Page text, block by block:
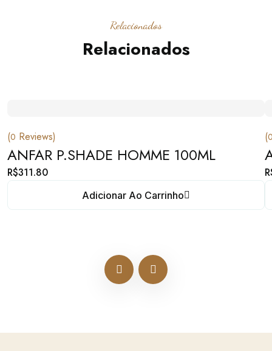
Relacionados
Relacionados
(0 Reviews)
ANFAR P.SHADE HOMME 100ML
R$311.80
Adicionar Ao Carrinho
(